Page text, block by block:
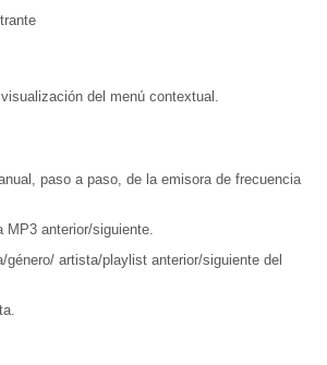
del menú contextual.
paso a paso, de la emisora de frecuencia
MP3 anterior/siguiente.
género/ artista/playlist anterior/siguiente del